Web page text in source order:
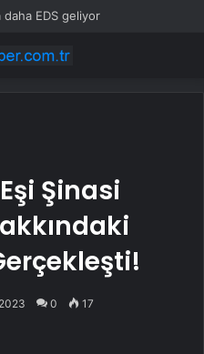
daha EDS geliyor
Şinasi
0 17